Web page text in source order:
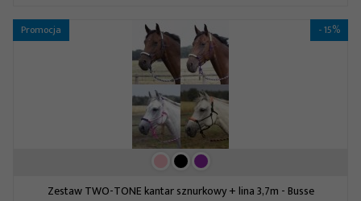
Promocja - 15%
Zestaw TWO-TONE kantar sznurkowy + lina 3,7m - Busse